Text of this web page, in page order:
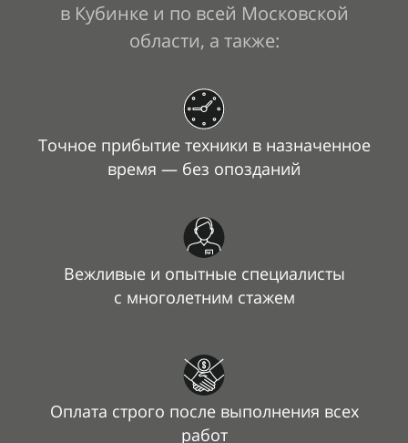
в Кубинке и по всей Московской
области, а также:
Точное прибытие техники в назначенное
время — без опозданий
Вежливые и опытные специалисты
с многолетним стажем
Оплата строго после выполнения всех
работ